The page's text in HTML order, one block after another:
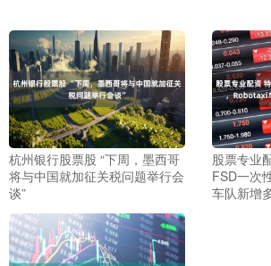
杭州银行股票股 “下周，墨西哥
将与中国就加征关税问题举行会
谈”
股票专业
FSD一次
车队新增